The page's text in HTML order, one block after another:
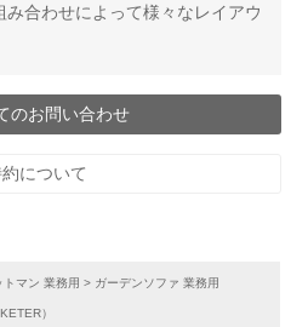
合わせによって様々なレイアウ
のお問い合わせ
について
マン 業務用 ガーデンソファ 業務用
）